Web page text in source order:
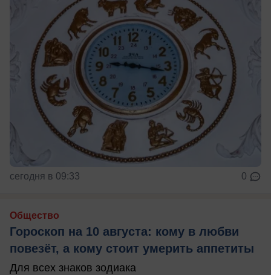
сегодня в 09:33 0
Общество
Гороскоп на 10 августа: кому в любви
повезёт, а кому стоит умерить аппетиты
Для всех знаков зодиака